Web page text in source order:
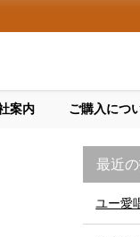
案内 ご購入につ
最近
ユー愛